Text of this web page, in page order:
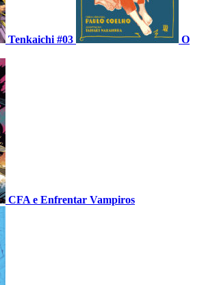
Tenkaichi #03
O
CFA e Enfrentar Vampiros